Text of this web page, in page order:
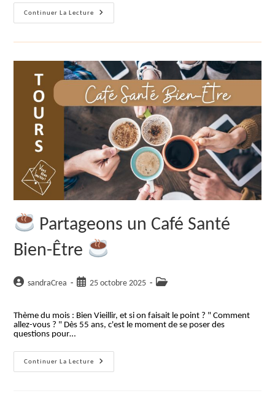
Continuer La Lecture
Écouter,
Accueillir,
Femmes
Victimes
De
Violences.
Partageons un Café Santé
Bien-Être
Auteur/autrice
publication :
sandraCrea
Publication
25 octobre 2025
Post
Thème du mois : Bien Vieillir, et si on faisait le point ? " Comment
allez-vous ? " Dès 55 ans, c'est le moment de se poser des
questions pour…
Continuer La Lecture
Partageons